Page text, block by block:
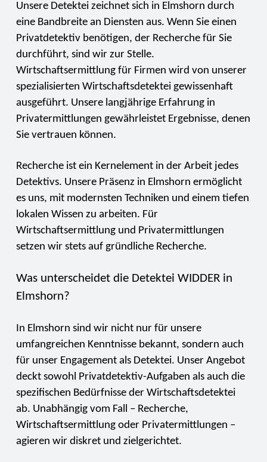
Unsere Detektei zeichnet sich in Elmshorn durch
eine Bandbreite an Diensten aus. Wenn Sie einen
Privatdetektiv benötigen, der Recherche für Sie
durchführt, sind wir zur Stelle.
Wirtschaftsermittlung für Firmen wird von unserer
spezialisierten Wirtschaftsdetektei gewissenhaft
ausgeführt. Unsere langjährige Erfahrung in
Privatermittlungen gewährleistet Ergebnisse, denen
Sie vertrauen können.
Recherche ist ein Kernelement in der Arbeit jedes
Detektivs. Unsere Präsenz in Elmshorn ermöglicht
es uns, mit modernsten Techniken und einem tiefen
lokalen Wissen zu arbeiten. Für
Wirtschaftsermittlung und Privatermittlungen
setzen wir stets auf gründliche Recherche.
Was unterscheidet die Detektei WIDDER in
Elmshorn?
In Elmshorn sind wir nicht nur für unsere
umfangreichen Kenntnisse bekannt, sondern auch
für unser Engagement als Detektei. Unser Angebot
deckt sowohl Privatdetektiv-Aufgaben als auch die
spezifischen Bedürfnisse der Wirtschaftsdetektei
ab. Unabhängig vom Fall – Recherche,
Wirtschaftsermittlung oder Privatermittlungen –
agieren wir diskret und zielgerichtet.